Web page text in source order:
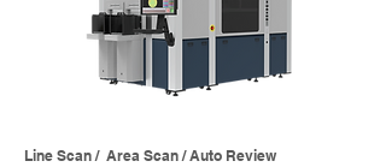
Line Scan / Area Scan / Auto Review